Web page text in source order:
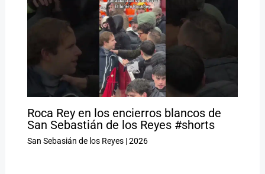
Roca Rey en los encierros blancos de
San Sebastián de los Reyes #shorts
San Sebasián de los Reyes|2026